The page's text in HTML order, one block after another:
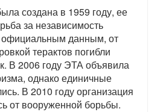
создана в 1959 году, ее
за независимость
данным, от
терактов погибли
В 2006 году ЭТА объявила
однако единичные
В 2010 году организация
от вооруженной борьбы.